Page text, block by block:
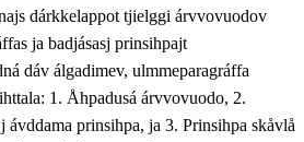
dárkkelappot tjielggi árvvovuodov
ja badjásasj prinsihpajt
dáv álgadimev, ulmmeparagráffa
1. Åhpadusá árvvovuodo, 2.
ávddama prinsihpa, ja 3. Prinsihpa skåvlå